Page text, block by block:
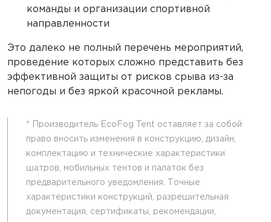
команды и организации спортивной
направленности
Это далеко не полный перечень мероприятий,
проведение которых сложно представить без
эффективной защиты от рисков срыва из-за
непогоды и без яркой красочной рекламы.
* Производитель EcoFog Tent оставляет за собой
право вносить изменения в конструкцию, дизайн,
комплектацию и технические характеристики
шатров, мобильных тентов и палаток без
предварительного уведомления. Точные
характеристики конструкций, разрешительная
документация, сертификаты, рекомендации,